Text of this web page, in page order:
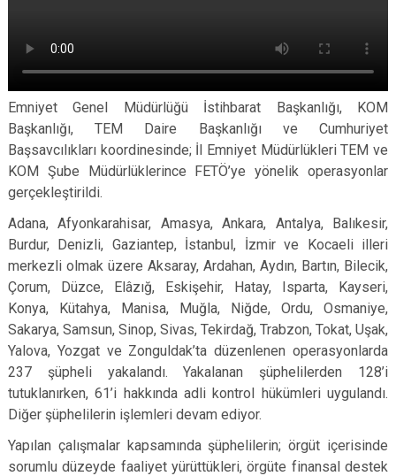
Emniyet Genel Müdürlüğü İstihbarat Başkanlığı, KOM
Başkanlığı, TEM Daire Başkanlığı ve Cumhuriyet
Başsavcılıkları koordinesinde; İl Emniyet Müdürlükleri TEM ve
KOM Şube Müdürlüklerince FETÖ’ye yönelik operasyonlar
gerçekleştirildi.
Adana, Afyonkarahisar, Amasya, Ankara, Antalya, Balıkesir,
Burdur, Denizli, Gaziantep, İstanbul, İzmir ve Kocaeli illeri
merkezli olmak üzere Aksaray, Ardahan, Aydın, Bartın, Bilecik,
Çorum, Düzce, Elâzığ, Eskişehir, Hatay, Isparta, Kayseri,
Konya, Kütahya, Manisa, Muğla, Niğde, Ordu, Osmaniye,
Sakarya, Samsun, Sinop, Sivas, Tekirdağ, Trabzon, Tokat, Uşak,
Yalova, Yozgat ve Zonguldak’ta düzenlenen operasyonlarda
237 şüpheli yakalandı. Yakalanan şüphelilerden 128’i
tutuklanırken, 61’i hakkında adli kontrol hükümleri uygulandı.
Diğer şüphelilerin işlemleri devam ediyor.
Yapılan çalışmalar kapsamında şüphelilerin; örgüt içerisinde
sorumlu düzeyde faaliyet yürüttükleri, örgüte finansal destek